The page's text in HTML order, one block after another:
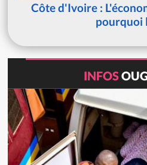
Côte d'Ivoire :
pourquoi
INFOS